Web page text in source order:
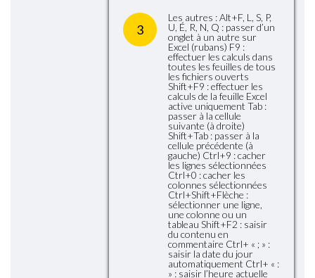
3
Les autres : Alt+F, L, S, P,
U, É, R, N, Q : passer d’un
onglet à un autre sur
Excel (rubans) F9 :
effectuer les calculs dans
toutes les feuilles de tous
les fichiers ouverts
Shift+F9 : effectuer les
calculs de la feuille Excel
active uniquement Tab :
passer à la cellule
suivante (à droite)
Shift+Tab : passer à la
cellule précédente (à
gauche) Ctrl+9 : cacher
les lignes sélectionnées
Ctrl+0 : cacher les
colonnes sélectionnées
Ctrl+Shift+Flèche :
sélectionner une ligne,
une colonne ou un
tableau Shift+F2 : saisir
du contenu en
commentaire Ctrl+ « ; » :
saisir la date du jour
automatiquement Ctrl+ « :
» : saisir l’heure actuelle